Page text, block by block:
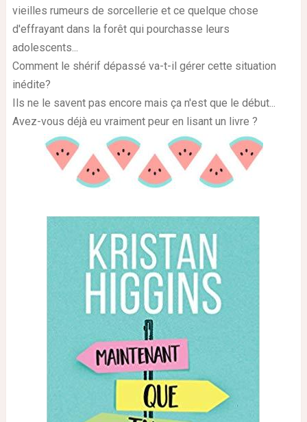
vieilles rumeurs de sorcellerie et ce quelque chose
d'effrayant dans la forêt qui pourchasse leurs
adolescents...
Comment le shérif dépassé va-t-il gérer cette situation
inédite?
Ils ne le savent pas encore mais ça n'est que le début...
Avez-vous déjà eu vraiment peur en lisant un livre ?